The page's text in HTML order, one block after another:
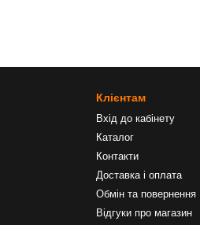
Клієнтам
Вхід до кабінету
Каталог
Контакти
Доставка і оплата
Обмін та повернення
Відгуки про магазин